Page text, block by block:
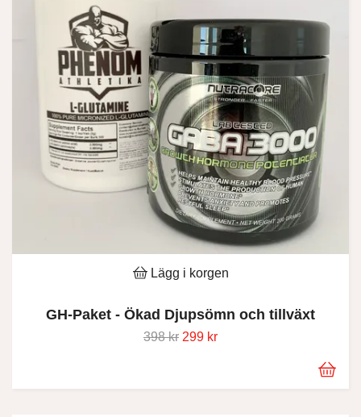
Lägg i korgen
GH-Paket - Ökad Djupsömn och tillväxt
398 kr 299 kr